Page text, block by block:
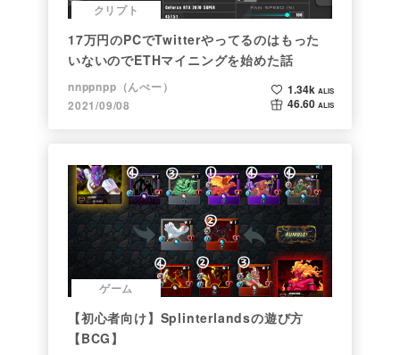
クリプト
17万円のPCでTwitterやってるのはもった
いないのでETHマイニングを始めた話
nnppnpp（んぺー）
2021/09/08
1.34k ALIS
46.60 ALIS
ゲーム
【初心者向け】Splinterlandsの遊び方
【BCG】